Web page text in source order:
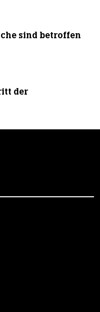
sind betroffen
der